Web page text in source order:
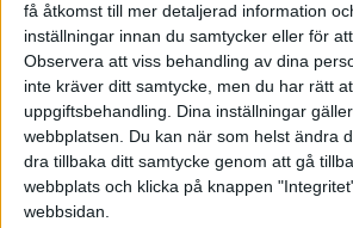
få åtkomst till mer detaljerad information
inställningar innan du samtycker eller för
Observera att viss behandling av dina
inte kräver ditt samtycke, men du har rätt
uppgiftsbehandling. Dina inställningar
webbplatsen. Du kan när som helst ändra
dra tillbaka ditt samtycke genom att gå
webbplats och klicka på knappen
webbsidan.
2 gillningar
DavidtheDoom(David) 3 Juni 2026
30
Jag använder dessa i teknisk dokumentation,
formkrav och latex löser em dash automatiskt